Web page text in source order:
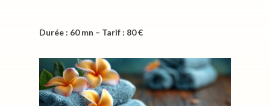
Durée : 60 mn – Tarif : 80 €